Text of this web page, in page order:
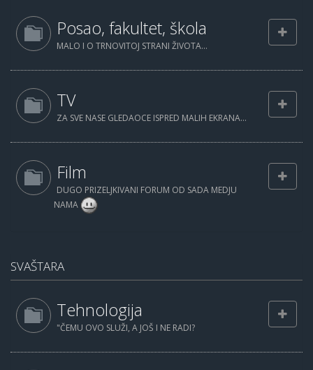
Posao, fakultet, škola
MALO I O TRNOVITOJ STRANI ŽIVOTA...
TV
ZA SVE NASE GLEDAOCE ISPRED MALIH EKRANA...
Film
DUGO PRIZELJKIVANI FORUM OD SADA MEDJU
NAMA
SVAŠTARA
Tehnologija
"ČEMU OVO SLUŽI, A JOŠ I NE RADI?